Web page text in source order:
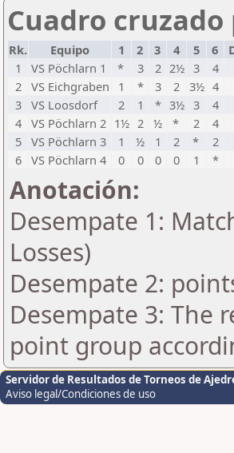
Cuadro
Rk. Equipo 1 2 3 4 5 6
1
VS Pöchlarn 1 * 3 2 2½ 3 4
2 VS Eichgraben 1 * 3 2 3½ 4
3 VS Loosdorf 2 1 * 3½ 3 4
4 VS Pöchlarn 2 1½ 2 ½ * 2 4
5 VS Pöchlarn 3 1 ½ 1 2 * 2
6 VS Pöchlarn 4 0 0 0 0 1 *
Anotación:
Desempate 1:
Losses)
Desempate 2:
Desempate 3: The
point group
Servidor de Resultados de Torneos de
Aviso legal/Condiciones de uso